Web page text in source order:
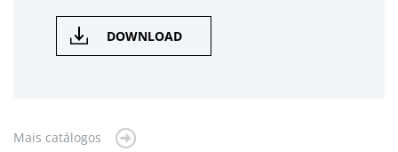
DOWNLOAD
Mais catálogos